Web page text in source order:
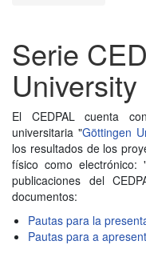
Serie
El CEDPAL cuenta
universitaria "Göttingen
los resultados de los
físico como electrónico:
publicaciones del
documentos:
Pautas para la
Pautas para a